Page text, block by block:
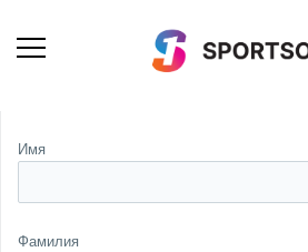
Имя
Фамилия